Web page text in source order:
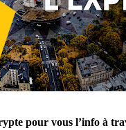
pour vous l’info à